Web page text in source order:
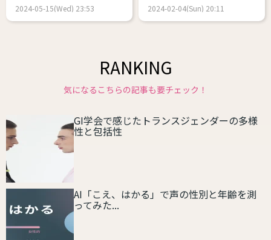
2024-05-15(Wed) 23:53
2024-02-04(Sun) 20:11
RANKING
気になるこちらの記事も要チェック！
GI学会で感じたトランスジェンダーの多様
性と包括性
AI「こえ、はかる」で声の性別と年齢を測
ってみた...